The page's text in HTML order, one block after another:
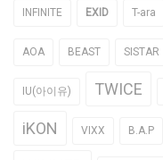
INFINITE EXID T-ara
AOA BEAST SISTAR
IU(아이유) TWICE
iKON VIXX B.A.P